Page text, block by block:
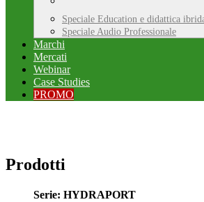
Speciale Education e didattica
Speciale Audio Professionale
Marchi
Mercati
Webinar
Case Studies
PROMO
Prodotti
Serie: HYDRAPORT